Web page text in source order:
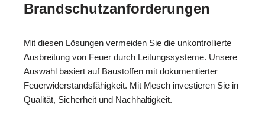
Brandschutzanforderungen
Mit diesen Lösungen vermeiden Sie die unkontrollierte
Ausbreitung von Feuer durch Leitungssysteme. Unsere
Auswahl basiert auf Baustoffen mit dokumentierter
Feuerwiderstandsfähigkeit. Mit Mesch investieren Sie in
Qualität, Sicherheit und Nachhaltigkeit.